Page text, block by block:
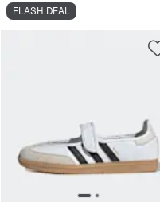
FLASH DEAL